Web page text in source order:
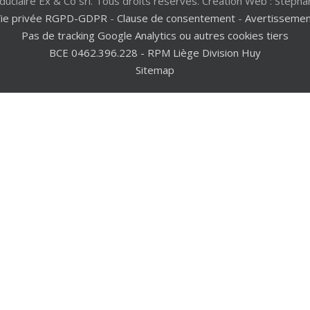
privée RGPD-GDPR - Clause de consentement -
Pas de tracking Google Analytics ou autres cookies tiers
BCE 0462.396.228 - RPM Liège Division Huy
Sitemap